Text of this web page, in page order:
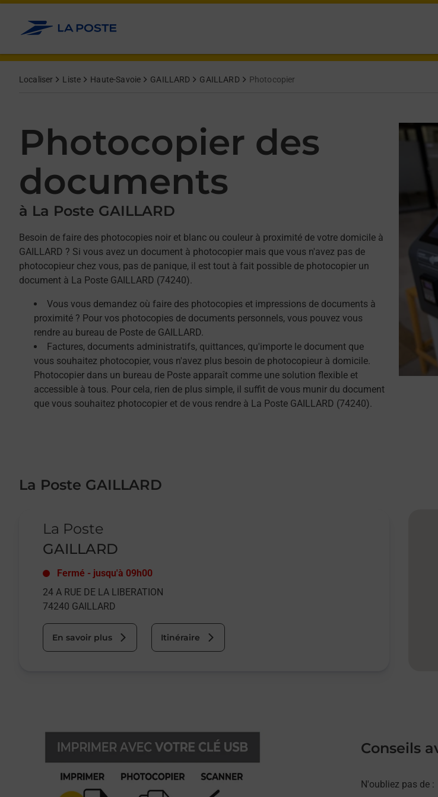
Allez au contenu
Localiser Liste Haute-Savoie GAILLARD GAILLARD Photocopier
Photocopier des
documents
à La Poste GAILLARD
Besoin de faire des photocopies noir et blanc ou couleur à proximité de votre domicile à
GAILLARD ? Si vous avez un document à photocopier mais que vous n'avez pas de
photocopieur chez vous, pas de panique, il est tout à fait possible de photocopier un
document à La Poste GAILLARD (74240).
Vous vous demandez où faire des photocopies et impressions de documents à
proximité ? Pour vos photocopies de documents personnels, vous pouvez vous
rendre au bureau de Poste de GAILLARD.
Factures, documents administratifs, quittances, qu'importe le document que
vous souhaitez photocopier, vous n'avez plus besoin de photocopieur à domicile.
Photocopier dans un bureau de Poste apparaît comme une solution flexible et
accessible à tous. Pour cela, rien de plus simple, il suffit de vous munir du document
que vous souhaitez photocopier et de vous rendre à La Poste GAILLARD (74240).
La Poste GAILLARD
La Poste
GAILLARD
Fermé - jusqu'à 09h00
24 A RUE DE LA LIBERATION
74240 GAILLARD
En savoir plus Itinéraire
Conseils
N'oubliez pas de :
Afficher ou masquer la réponse
Afficher ou masquer la réponse
Afficher ou masquer la réponse